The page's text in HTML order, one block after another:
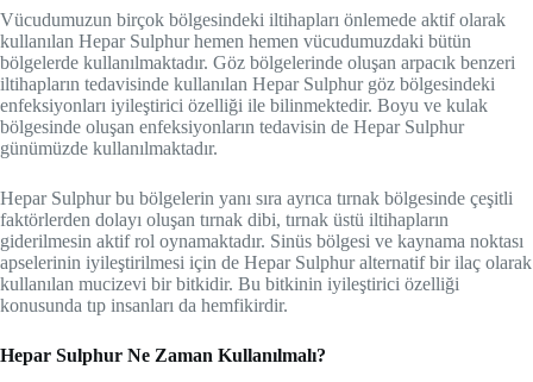
Vücudumuzun birçok bölgesindeki iltihapları önlemede aktif olarak
kullanılan Hepar Sulphur hemen hemen vücudumuzdaki bütün
bölgelerde kullanılmaktadır. Göz bölgelerinde oluşan arpacık benzeri
iltihapların tedavisinde kullanılan Hepar Sulphur göz bölgesindeki
enfeksiyonları iyileştirici özelliği ile bilinmektedir. Boyu ve kulak
bölgesinde oluşan enfeksiyonların tedavisin de Hepar Sulphur
günümüzde kullanılmaktadır.
Hepar Sulphur bu bölgelerin yanı sıra ayrıca tırnak bölgesinde çeşitli
faktörlerden dolayı oluşan tırnak dibi, tırnak üstü iltihapların
giderilmesin aktif rol oynamaktadır. Sinüs bölgesi ve kaynama noktası
apselerinin iyileştirilmesi için de Hepar Sulphur alternatif bir ilaç olarak
kullanılan mucizevi bir bitkidir. Bu bitkinin iyileştirici özelliği
konusunda tıp insanları da hemfikirdir.
Hepar Sulphur Ne Zaman Kullanılmalı?